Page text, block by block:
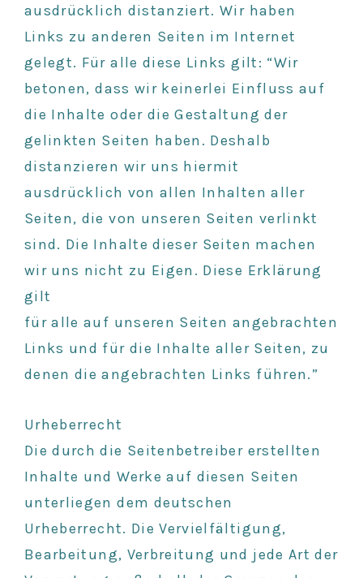
ausdrücklich distanziert. Wir haben
Links zu anderen Seiten im Internet
gelegt. Für alle diese Links gilt: “Wir
betonen, dass wir keinerlei Einfluss auf
die Inhalte oder die Gestaltung der
gelinkten Seiten haben. Deshalb
distanzieren wir uns hiermit
ausdrücklich von allen Inhalten aller
Seiten, die von unseren Seiten verlinkt
sind. Die Inhalte dieser Seiten machen
wir uns nicht zu Eigen. Diese Erklärung
gilt
für alle auf unseren Seiten angebrachten
Links und für die Inhalte aller Seiten, zu
denen die angebrachten Links führen.”
Urheberrecht
Die durch die Seitenbetreiber erstellten
Inhalte und Werke auf diesen Seiten
unterliegen dem deutschen
Urheberrecht. Die Vervielfältigung,
Bearbeitung, Verbreitung und jede Art der